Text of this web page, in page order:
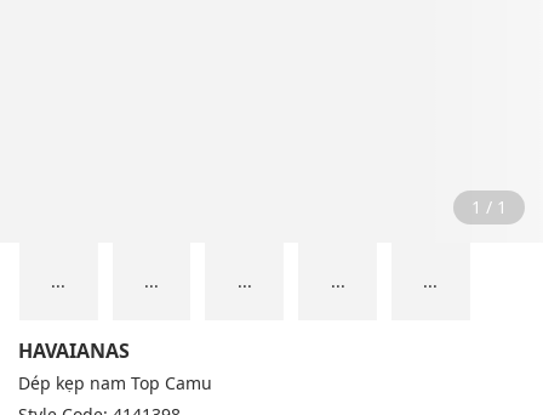
1 / 1
... ... ... ... ...
HAVAIANAS
Dép kẹp nam Top Camu